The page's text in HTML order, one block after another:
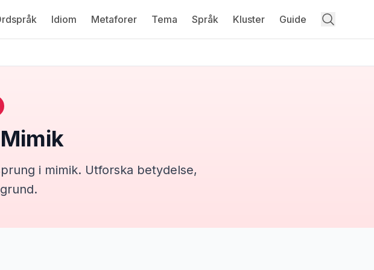
Idiom Metaforer Tema Språk Kluster Guide
Mimik
i mimik. Utforska betydelse,